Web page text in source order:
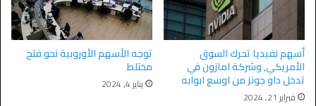
أسهم نفيديا تحرك السوق
الأمريكي, وشركة امازون في
تدخل داو جونز من اوسع ابوابه
فبراير 21, 2024
توجه الأسهم الأوروبية نحو فتح
مختلط
يناير 4, 2024